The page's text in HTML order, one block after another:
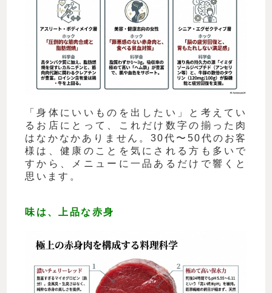
「身体にいいものを出したい」と考えてい
るお店にとって、これだけ数字の揃った肉
はなかなかありません。30代〜50代のお客
様は、健康のことを気にされる方も多いで
すから、メニューに一品あるだけで響くと
思います。
味は、上品な赤身